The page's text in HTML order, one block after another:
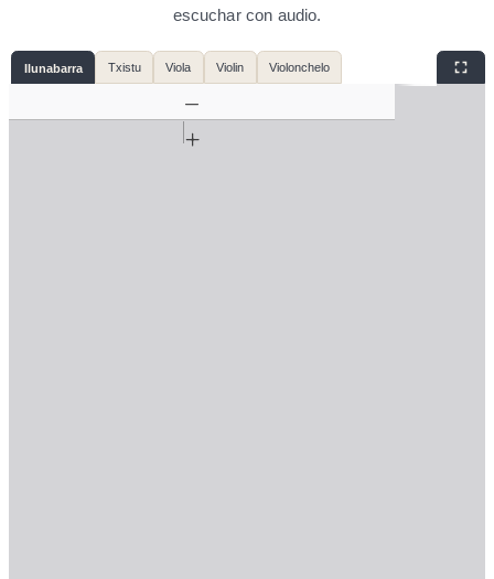
escuchar con audio.
Ilunabarra Txistu Viola Violin Violonchelo